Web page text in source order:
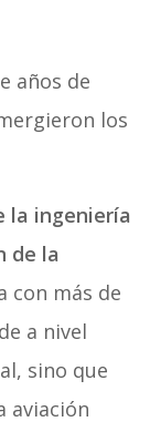
años de
los
la ingeniería
de la
con más de
a nivel
sino que
aviación